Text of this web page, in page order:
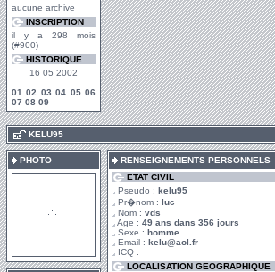
aucune archive
INSCRIPTION
il y a 298 mois
(#900)
HISTORIQUE
16 05 2002
01 02 03 04 05 06
07 08 09
KELU95
PHOTO
RENSEIGNEMENTS PERSONNELS
ETAT CIVIL
Pseudo : kelu95
Pr�nom : luc
Nom : vds
Age : 49 ans dans 356 jours
Sexe : homme
Email : kelu@aol.fr
ICQ :
LOCALISATION GEOGRAPHIQUE